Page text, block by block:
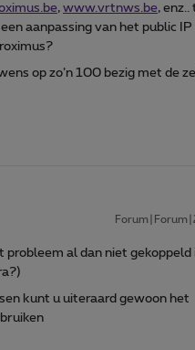
, www.vrtnws.be, enz..
aanpassing van het public IP
op zo’n 100 bezig met de
probleem al dan niet gekoppeld
kunt u uiteraard gewoon het